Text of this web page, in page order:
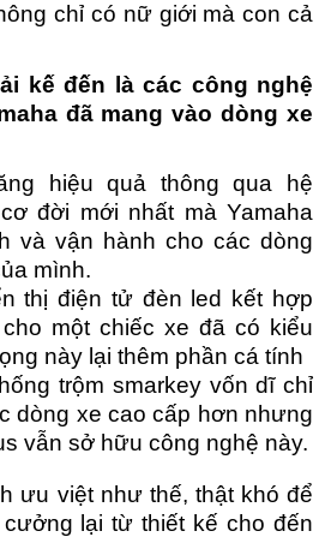
chỉ có nữ giới mà con cả
kế đến là các công nghệ
đã mang vào dòng xe
hiệu quả thông qua hệ
đời mới nhất mà Yamaha
và vận hành cho các dòng
mình.
thị điện tử đèn led kết hợp
một chiếc xe đã có kiểu
này lại thêm phần cá tính
trộm smarkey vốn dĩ chỉ
dòng xe cao cấp hơn nhưng
vẫn sở hữu công nghệ này.
ưu việt như thế, thật khó để
lại từ thiết kế cho đến